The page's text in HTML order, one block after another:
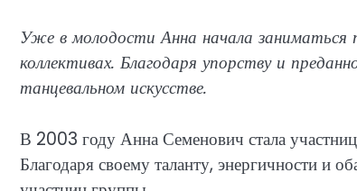
Уже в молодости Анна начала заниматься
коллективах. Благодаря упорству и
танцевальном искусстве.
В 2003 году Анна Семенович стала
Благодаря своему таланту, энергичности и